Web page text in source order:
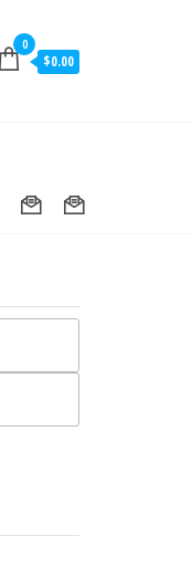
0
$0.00
MÍNIMO
MÁXIMO